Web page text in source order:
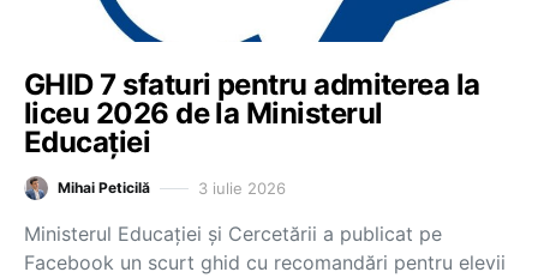
GHID 7 sfaturi pentru admiterea la
liceu 2026 de la Ministerul
Educației
Mihai Peticilă 3 iulie 2026
Ministerul Educației și Cercetării a publicat pe
Facebook un scurt ghid cu recomandări pentru elevii